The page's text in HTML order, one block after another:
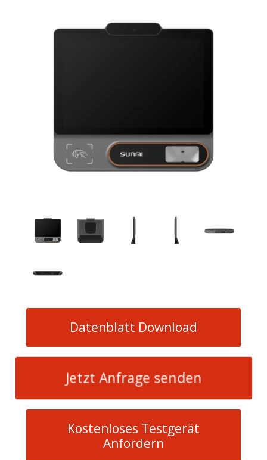
Datenblatt Download
Jetzt Anfrage senden
Kostenloses Testgerät
Anfordern